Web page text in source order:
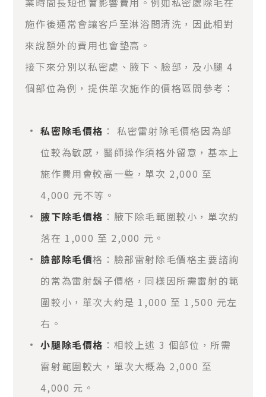
施作後通常會讓客戶至淋浴間清洗，因此相對
來說額外的費用也會墊高。
接下來分別以私密處、腋下、臉部，及小腿 4
個部位為例，提供單次施作的價格區間參考：
私密除毛價格 ： 私密雷射除毛價格因為部
位較為敏感，醫師操作須格外留意，基本上
施作費用會較高一些，單次 2,000 至
4,000 元不等。
腋下除毛價格 ：腋下除毛範圍較小，單次約
落在 1,000 至 2,000 元。
臉部除毛價格：臉部雷射除毛價格主要諮詢
的常為雷射鬍子價格，同樣因所需雷射的範
圍較小，單次大約是 1,000 至 1,500 元左
右。
小腿除毛價格 ：相較上述 3 個部位，所需
雷射範圍較大，單次大概為 2,000 至
4,000 元。